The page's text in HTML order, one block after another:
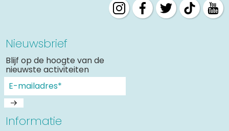
Nieuwsbrief
Blijf op de hoogte van de
nieuwste activiteiten
Informatie